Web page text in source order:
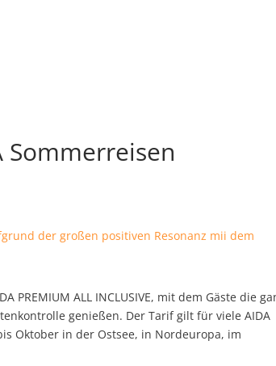
Sommerreisen
der großen positiven Resonanz mii dem
PREMIUM ALL INCLUSIVE, mit dem Gäste die
genießen. Der Tarif gilt für viele AIDA
Oktober in der Ostsee, in Nordeuropa, im